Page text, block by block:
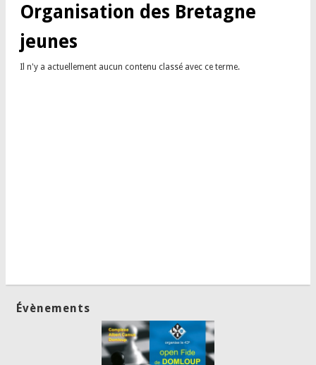
Organisation des Bretagne
jeunes
Il n'y a actuellement aucun contenu classé avec ce terme.
Évènements